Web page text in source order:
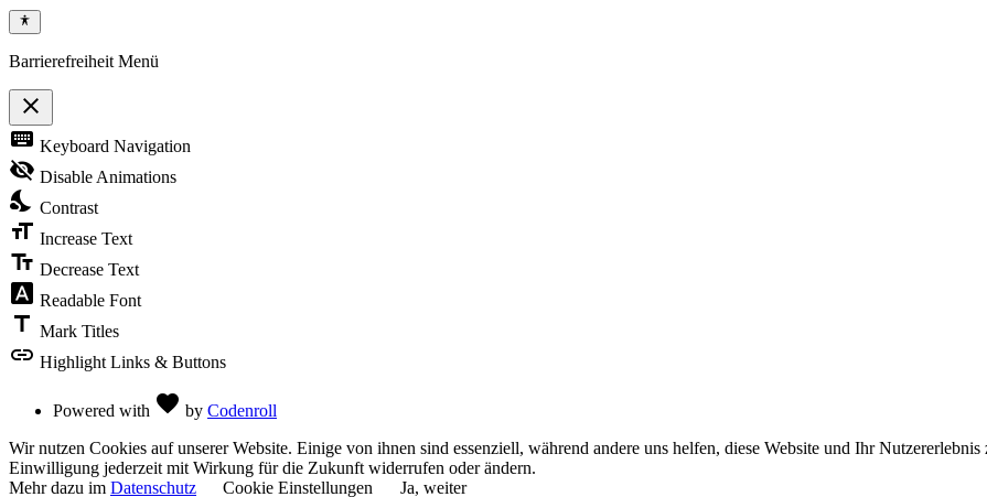
Barrierefreiheit Menü
close
Toggle
the
visibility
of
Accessibility
Toolbar
keyboard Keyboard Navigation
visibility_off Disable Animations
nights_stay Contrast
format_size Increase Text
text_fields Decrease Text
font_download Readable Font
title Mark Titles
link Highlight Links & Buttons
Powered with favorite by Codenroll
Wir nutzen Cookies auf unserer Website. Einige von ihnen sind essenziell, während andere uns helfen, diese Website und Ihr
Einwilligung jederzeit mit Wirkung für die Zukunft widerrufen oder ändern.
Mehr dazu im Datenschutz Cookie Einstellungen Ja, weiter